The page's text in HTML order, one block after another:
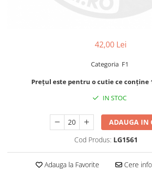
42,00 Lei
Categoria F1
Prețul este pentru o cutie ce conține
IN STOC
ADAUGA IN
Cod Produs: LG1561
Adauga la Favorite Cere